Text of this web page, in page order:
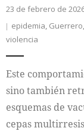
23 de febrero de
epidemia, Guerrero,
violencia
Este
sino también
esquemas de
cepas